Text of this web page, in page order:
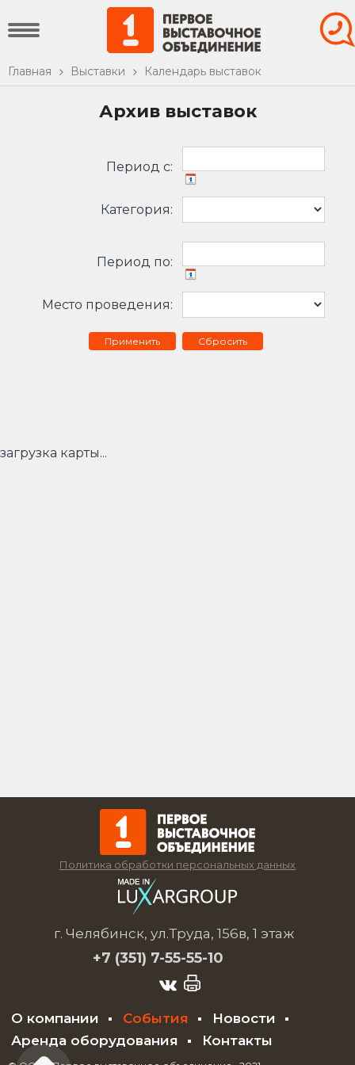
Главная Выставки Календарь выставок
Архив выставок
Период c:
Категория:
Период по:
Место проведения:
Сбросить
загрузка карты...
Политика обработки персональных данных
г. Челябинск, ул.Труда, 156в, 1 этаж
+7 (351) 7-55-55-10
О компании События
Новости
Аренда оборудования
Контакты